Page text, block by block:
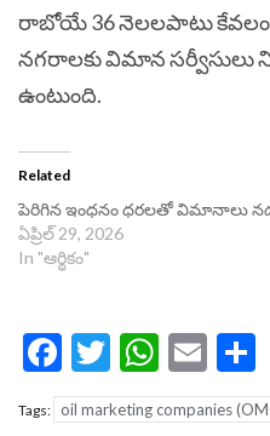
రాబోయే 36 నెలలపాటు కేవలం
నగరాలకు విమాన
ఉంటుంది.
Related
పెరిగిన ఇంధనం ధరలతో విమానాలు
ఏప్రిల్ 29, 2026
In "ఆర్థికం"
Facebook
Twitter
Tags: oil marketing companies